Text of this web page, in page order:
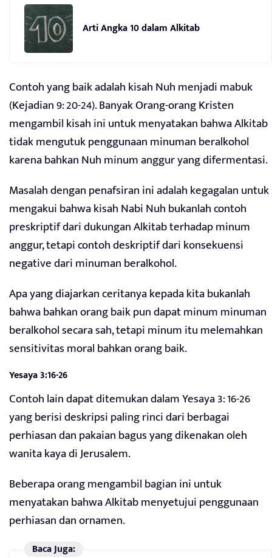
Arti Angka 10 dalam Alkitab
Contoh yang baik adalah kisah Nuh menjadi mabuk
(Kejadian 9: 20-24). Banyak Orang-orang Kristen
mengambil kisah ini untuk menyatakan bahwa Alkitab
tidak mengutuk penggunaan minuman beralkohol
karena bahkan Nuh minum anggur yang difermentasi.
Masalah dengan penafsiran ini adalah kegagalan untuk
mengakui bahwa kisah Nabi Nuh bukanlah contoh
preskriptif dari dukungan Alkitab terhadap minum
anggur, tetapi contoh deskriptif dari konsekuensi
negative dari minuman beralkohol.
Apa yang diajarkan ceritanya kepada kita bukanlah
bahwa bahkan orang baik pun dapat minum minuman
beralkohol secara sah, tetapi minum itu melemahkan
sensitivitas moral bahkan orang baik.
Yesaya 3:16-26
Contoh lain dapat ditemukan dalam Yesaya 3: 16-26
yang berisi deskripsi paling rinci dari berbagai
perhiasan dan pakaian bagus yang dikenakan oleh
wanita kaya di Jerusalem.
Beberapa orang mengambil bagian ini untuk
menyatakan bahwa Alkitab menyetujui penggunaan
perhiasan dan ornamen.
Baca Juga: